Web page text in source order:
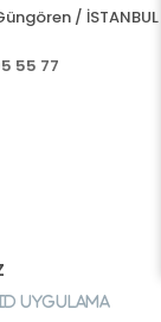
/ İSTANBUL
55 77
Uygulama